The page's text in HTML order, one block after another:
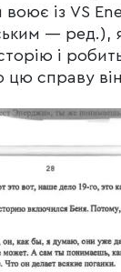
воює із VS
— ред.),
і робить
цю справу